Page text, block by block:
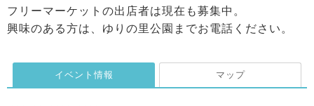
フリーマーケットの出店者は現在も募集中。
興味のある方は、ゆりの里公園までお電話ください。
イベント情報 マップ